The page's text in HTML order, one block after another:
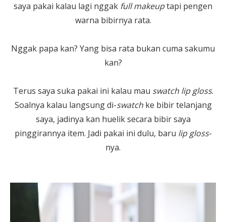
saya pakai kalau lagi nggak full makeuptapi pengen
warna bibirnya rata.
Nggak papa kan? Yang bisa rata bukan cuma sakumu
kan?
Terus saya suka pakai ini kalau mau swatch lip gloss.
Soalnya kalau langsung di-swatchke bibir telanjang
saya, jadinya kan huelik secara bibir saya
pinggirannya item. Jadi pakai ini dulu, baru lip gloss-
nya.